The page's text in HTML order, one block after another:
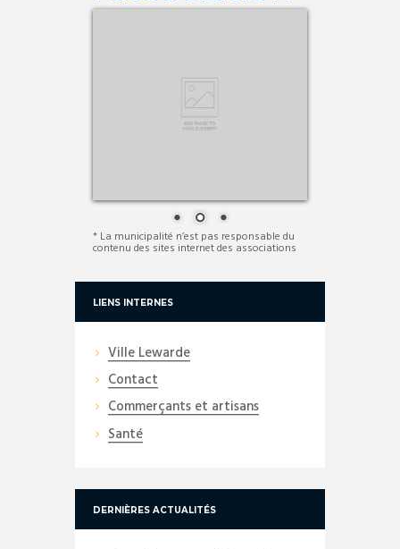
* La municipalité n’est pas responsable du
contenu des sites internet des associations
LIENS INTERNES
Ville Lewarde
Contact
Commerçants et artisans
Santé
DERNIÈRES ACTUALITÉS